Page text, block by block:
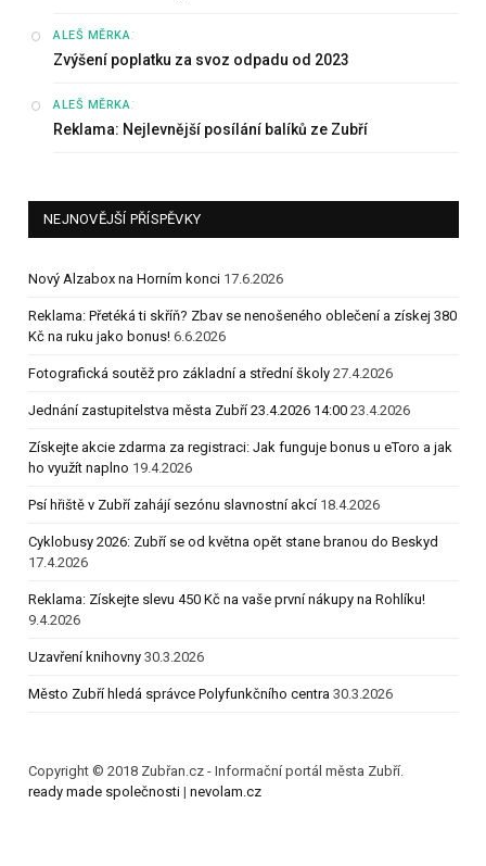
ALEŠ MĚRKA:
Zvýšení poplatku za svoz odpadu od 2023
ALEŠ MĚRKA:
Reklama: Nejlevnější posílání balíků ze Zubří
NEJNOVĚJŠÍ PŘÍSPĚVKY
Nový Alzabox na Horním konci 17.6.2026
Reklama: Přetéká ti skříň? Zbav se nenošeného oblečení a získej 380
Kč na ruku jako bonus! 6.6.2026
Fotografická soutěž pro základní a střední školy 27.4.2026
Jednání zastupitelstva města Zubří 23.4.2026 14:00 23.4.2026
Získejte akcie zdarma za registraci: Jak funguje bonus u eToro a jak
ho využít naplno 19.4.2026
Psí hřiště v Zubří zahájí sezónu slavnostní akcí 18.4.2026
Cyklobusy 2026: Zubří se od května opět stane branou do Beskyd
17.4.2026
Reklama: Získejte slevu 450 Kč na vaše první nákupy na Rohlíku!
9.4.2026
Uzavření knihovny 30.3.2026
Město Zubří hledá správce Polyfunkčního centra 30.3.2026
Copyright © 2018 Zubřan.cz - Informační portál města Zubří.
ready made společnosti | nevolam.cz